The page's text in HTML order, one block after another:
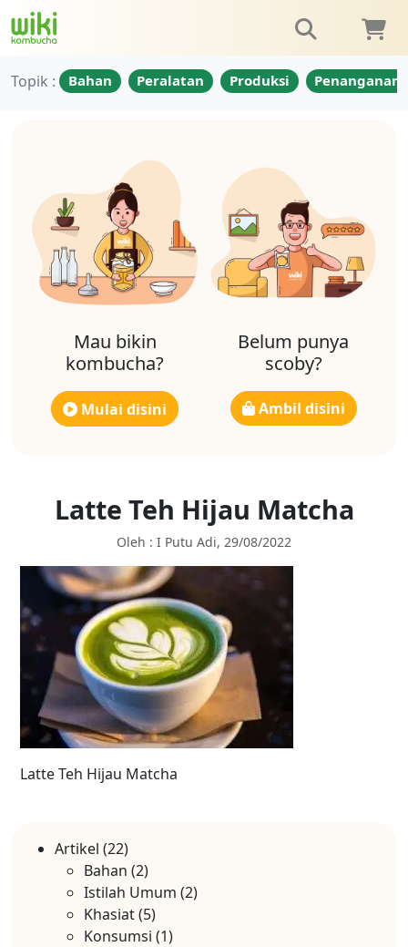
Topik : Bahan Peralatan Produksi Penanganan
Mau bikin
kombucha?
Mulai disini
Belum punya
scoby?
Ambil disini
Latte Teh Hijau Matcha
Oleh : I Putu Adi, 29/08/2022
Latte Teh Hijau Matcha
Artikel (22)
Bahan (2)
Istilah Umum (2)
Khasiat(5)
Konsumsi (1)